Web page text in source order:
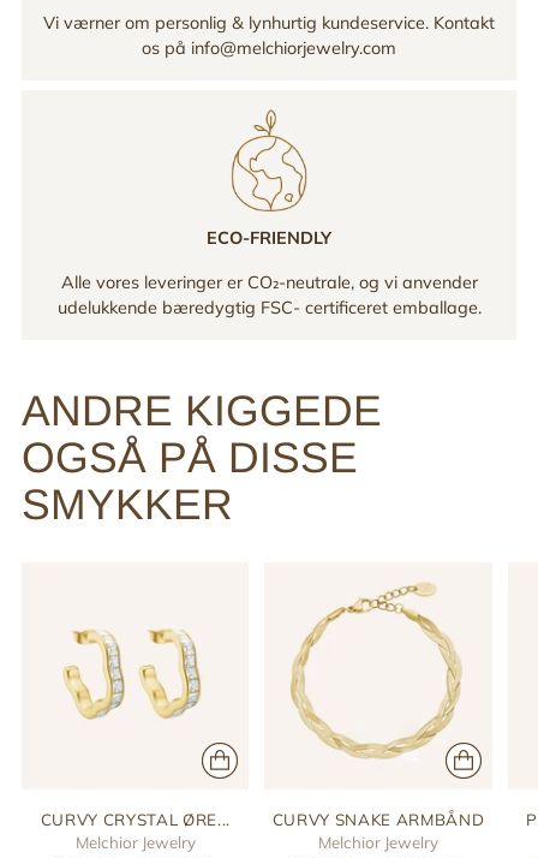
Vi værner om personlig & lynhurtig kundeservice. Kontakt
os på info@melchiorjewelry.com
ECO-FRIENDLY
Alle vores leveringer er CO₂-neutrale, og vi anvender
udelukkende bæredygtig FSC- certificeret emballage.
ANDRE KIGGEDE
OGSÅ PÅ DISSE
SMYKKER
CURVY CRYSTAL ØRE...
Melchior Jewelry
CURVY SNAKE ARMBÅND
Melchior Jewelry